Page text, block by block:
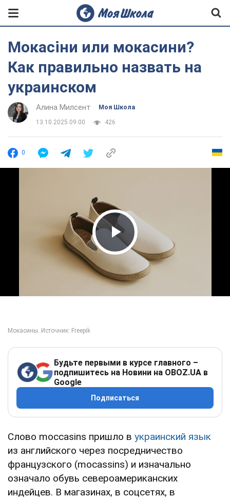
Мокасіни или мокасини?
Как правильно назвать на
украинском
Алина Милсент Моя Школа
13.10.2025 09:00 426
0
Play Video
Будьте первыми в курсе главного –
подпишитесь на Новини на OBOZ.UA в
Google
Подписаться
Слово moccasins пришло в украинский язык
из английского через посредничество
французского (mocassins) и изначально
означало обувь североамериканских
индейцев. В магазинах, в соцсетях, в